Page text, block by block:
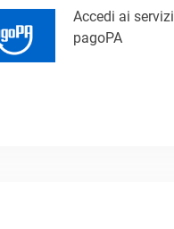
Accedi ai servizi
pagoPA